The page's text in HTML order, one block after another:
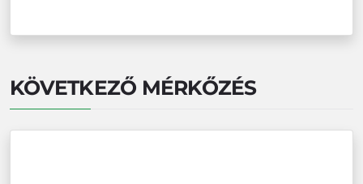
KÖVETKEZŐ MÉRKŐZÉS